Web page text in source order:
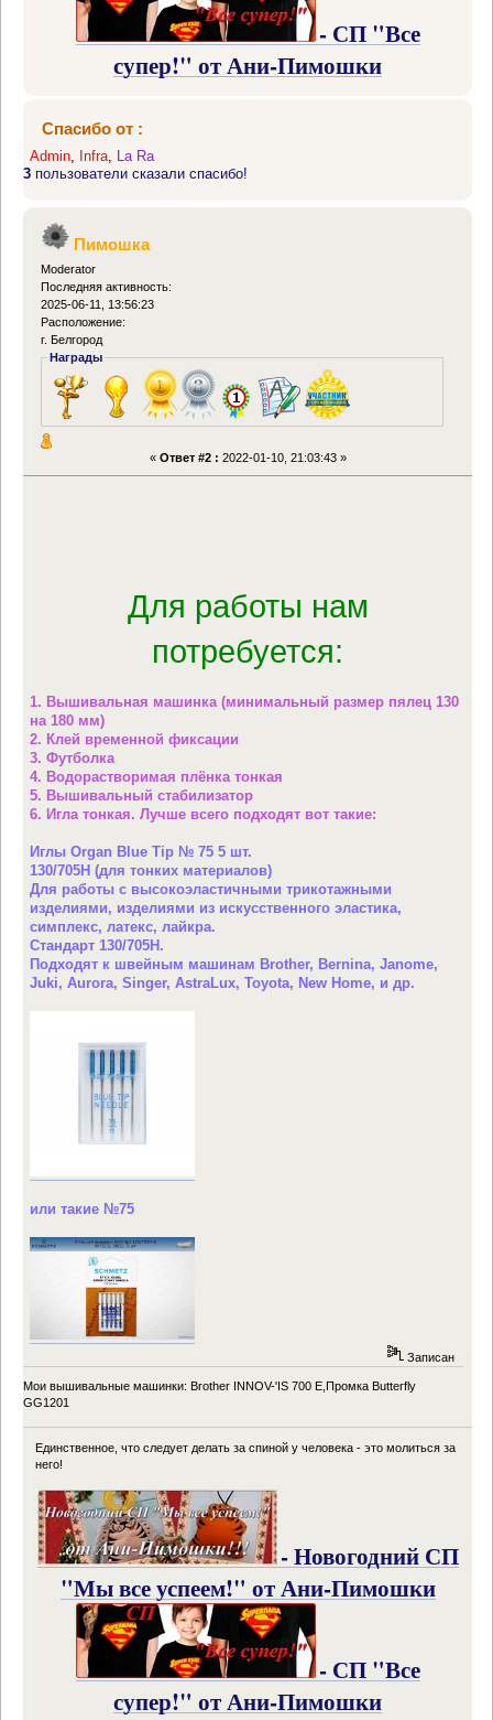
- СП "Все
супер!" от Ани-Пимошки
Спасибо от :
Admin Infra La Ra
3 пользователи сказали спасибо!
Пимошка
Moderator
Последняя активность:
2025-06-11, 13:56:23
Расположение:
г. Белгород
Награды
« Ответ #2 : 2022-01-10, 21:03:43 »
Для работы нам
потребуется:
1. Вышивальная машинка (минимальный размер пялец 130
на 180 мм)
2. Клей временной фиксации
3. Футболка
4. Водорастворимая плёнка тонкая
5. Вышивальный стабилизатор
6. Игла тонкая. Лучше всего подходят вот такие:
Иглы Organ Blue Tip № 75 5 шт.
130/705H (для тонких материалов)
Для работы с высокоэластичными трикотажными
изделиями, изделиями из искусственного эластика,
симплекс, латекс, лайкра.
Стандарт 130/705H.
Подходят к швейным машинам Brother, Bernina, Janome,
Juki, Aurora, Singer, AstraLux, Toyota, New Home, и др.
или такие №75
Записан
Мои вышивальные машинки: Brother INNOV-'IS 700 Е,Промка Butterfly
GG1201
Единственное, что следует делать за спиной у человека - это молиться за
него!
- Новогодний СП
"Мы все успеем!" от Ани-Пимошки
- СП "Все
супер!" от Ани-Пимошки